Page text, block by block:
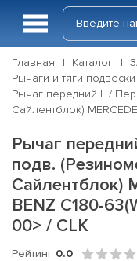
Главная Каталог
Рычаги и тяги подвески
Рычаг передний L /
Сайлентблок)
Рычаг
подв.
Сайлентблок)
BENZ C180-
00> / CLK
Рейтинг 0.0